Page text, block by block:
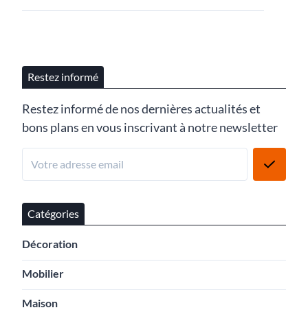
Restez informé
Restez informé de nos dernières actualités et
bons plans en vous inscrivant à notre newsletter
Catégories
Décoration
Mobilier
Maison